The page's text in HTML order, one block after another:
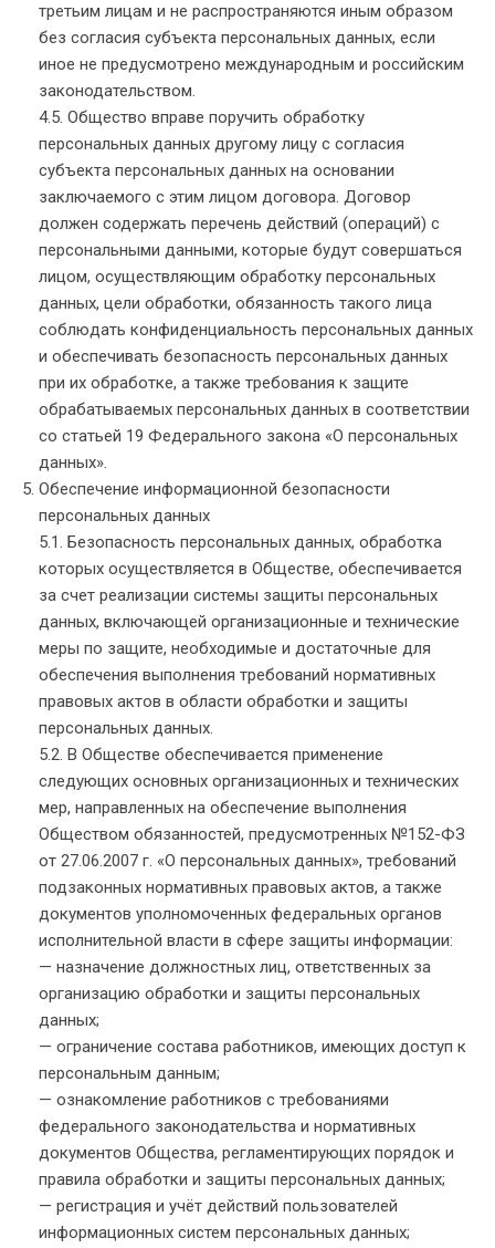
третьим лицам и не распространяются иным образом
без согласия субъекта персональных данных, если
иное не предусмотрено международным и российским
законодательством.
4.5. Общество вправе поручить обработку
персональных данных другому лицу с согласия
субъекта персональных данных на основании
заключаемого с этим лицом договора. Договор
должен содержать перечень действий (операций) с
персональными данными, которые будут совершаться
лицом, осуществляющим обработку персональных
данных, цели обработки, обязанность такого лица
соблюдать конфиденциальность персональных данных
и обеспечивать безопасность персональных данных
при их обработке, а также требования к защите
обрабатываемых персональных данных в соответствии
со статьей 19 Федерального закона «О персональных
данных».
Обеспечение информационной безопасности
персональных данных
5.1. Безопасность персональных данных, обработка
которых осуществляется в Обществе, обеспечивается
за счет реализации системы защиты персональных
данных, включающей организационные и технические
меры по защите, необходимые и достаточные для
обеспечения выполнения требований нормативных
правовых актов в области обработки и защиты
персональных данных.
5.2. В Обществе обеспечивается применение
следующих основных организационных и технических
мер, направленных на обеспечение выполнения
Обществом обязанностей, предусмотренных №152-ФЗ
от 27.06.2007 г. «О персональных данных», требований
подзаконных нормативных правовых актов, а также
документов уполномоченных федеральных органов
исполнительной власти в сфере защиты информации:
— назначение должностных лиц, ответственных за
организацию обработки и защиты персональных
данных;
— ограничение состава работников, имеющих доступ к
персональным данным;
— ознакомление работников с требованиями
федерального законодательства и нормативных
документов Общества, регламентирующих порядок и
правила обработки и защиты персональных данных;
— регистрация и учёт действий пользователей
информационных систем персональных данных;